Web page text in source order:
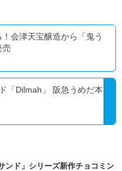
会津天宝醸造から「鬼う
売
「Dilmah」 阪急うめだ本
ンド」シリーズ新作チョコミン